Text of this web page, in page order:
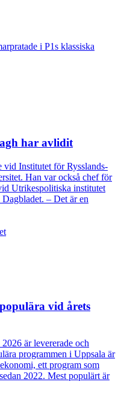
i P1s klassiska
har avlidit
Institutet för Rysslands-
Han var också chef för
Utrikespolitiska institutet
– Det är en
vid årets
är levererade och
programmen i Uppsala är
ett program som
2022. Mest populärt är